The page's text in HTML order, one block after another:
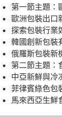
第一節主題：
歐洲包裝出口
探索包裝行業
韓國創新包裝
俄羅斯包裝新
第二節主題：
中亞新鮮與冷
菲律賓綠色包
馬來西亞生鮮